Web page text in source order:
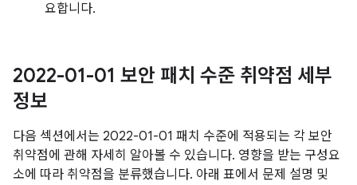
요합니다.
2022-01-01 보안 패치 수준 취약점 세부
정보
다음 섹션에서는 2022-01-01 패치 수준에 적용되는 각 보안
취약점에 관해 자세히 알아볼 수 있습니다. 영향을 받는 구성요
소에 따라 취약점을 분류했습니다. 아래 표에서 문제 설명 및